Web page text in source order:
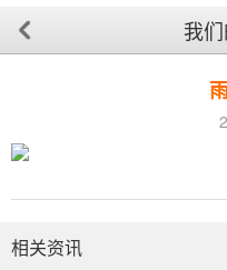
我
相关资讯